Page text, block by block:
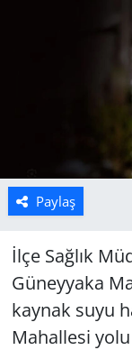
Paylaş
İlçe Sağlık
Güneyyaka
kaynak suyu
Mahallesi